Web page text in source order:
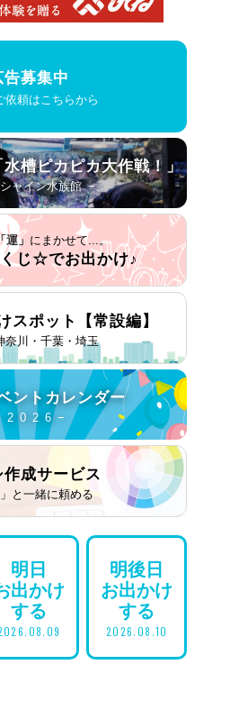
告募集中
依頼はこちらから
水槽ピカピカ大作戦！」
ャイン水族館 −
「運」 にまかせて...。
じ☆でお出かけ♪
スポット 【常設編】
奈川・千葉・埼玉
ントカレンダー
2 0 2 6 −
作成サービス
」と一緒に頼める
明日
出かけ
する
明後日
お出かけ
する
2026.08.10